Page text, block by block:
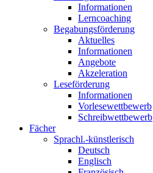
Informationen
Lerncoaching
Begabungsförderung
Aktuelles
Informationen
Angebote
Akzeleration
Leseförderung
Informationen
Vorlesewettbewerb
Schreibwettbewerb
Fächer
Sprachl.-künstlerisch
Deutsch
Englisch